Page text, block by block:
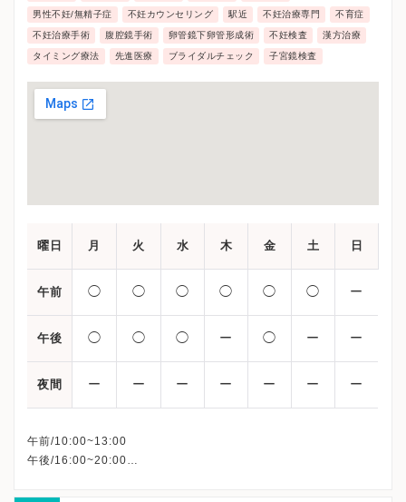
一般不妊治療で妊娠されています。
男性不妊/無精子症 不妊カウンセリング 駅近 不妊治療専門 不育症
不妊治療手術 腹腔鏡手術 卵管鏡下卵管形成術 不妊検査 漢方治療
タイミング療法 先進医療 ブライダルチェック 子宮鏡検査
曜日 月 火 水 木 金 土 日
午前 ◯ ◯ ◯ ◯ ◯ ◯ ー
午後 ◯ ◯ ◯ ー ◯ ー ー
夜間 ー ー ー ー ー ー ー
午前/10:00~13:00
午後/16:00~20:00
※詳細はクリニックHPを確認、または直接お問い合わせくださ